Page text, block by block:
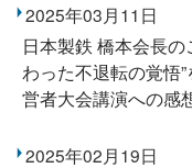
2025年03月11日
日本製鉄 橋本会長
わった不退転の覚悟
営者大会講演への感
2025年02月19日